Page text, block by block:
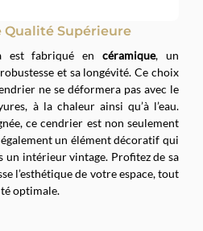
Qualité Supérieure
est fabriqué encéramique, un
et sa longévité. Ce choix
ne se déformera pas avec le
à la chaleur ainsi qu’à l’eau.
ce cendrier est non seulement
un élément décoratif qui
un intérieur vintage. Profitez de sa
l’esthétique de votre espace, tout
optimale.